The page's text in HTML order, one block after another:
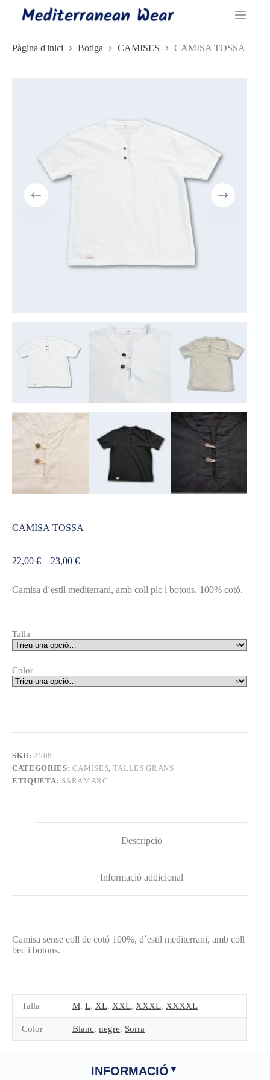
Pàgina d'inici Botiga CAMISES CAMISA TOSSA
CAMISA TOSSA
22,00 € – 23,00 €Interval
22,00 €
23,00 €
Camisa d´estil mediterrani, amb coll pic i botons. 100% cotó.
Talla
Color
SKU:2508
CATEGORIES: CAMISES, TALLES GRANS
ETIQUETA: SARAMARC
Descripció
Informació addicional
Camisa sense coll de cotó 100%, d´estil mediterrani, amb coll
bec i botons.
Talla M, L, XL, XXL, XXXL, XXXXL
Color Blanc, negre, Sorra
INFORMACIÓ